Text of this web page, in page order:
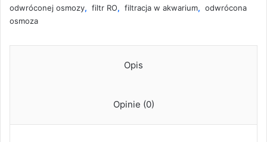
odwróconej osmozy, filtr RO, filtracja w akwarium, odwrócona
osmoza
Opis
Opinie (0)